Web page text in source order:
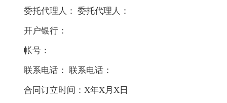
委托代理人： 委托代理人：
开户银行：
帐号：
联系电话： 联系电话：
合同订立时间：X年X月X日